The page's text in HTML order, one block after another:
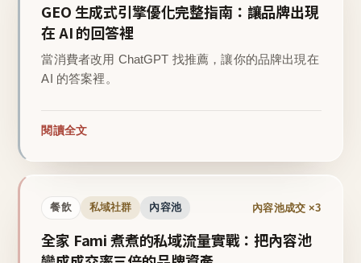
GEO 生成式引擎優化完整指南：讓品牌出現
在 AI 的回答裡
當消費者改用 ChatGPT 找推薦，讓你的品牌出現在
AI 的答案裡。
閱讀全文
餐飲 私域社群 內容池 內容池成交 ×3
全家 Fami 煮煮的私域流量實戰：把內容池